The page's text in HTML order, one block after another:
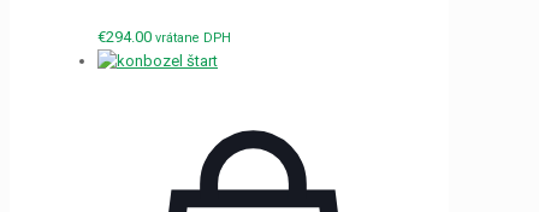
€294.00 vrátane DPH